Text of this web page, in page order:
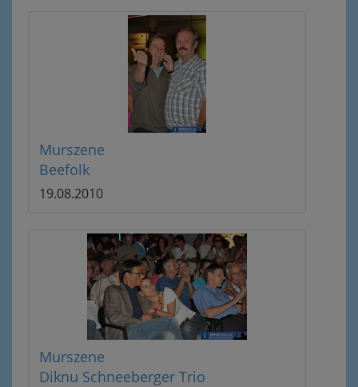
Murszene
Beefolk
19.08.2010
Murszene
Diknu Schneeberger Trio